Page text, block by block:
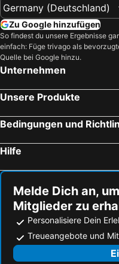
Zu Google hinzufügen
So findest du unsere Ergebnisse
einfach: Füge trivago als
Quelle bei Google hinzu.
Unternehmen
Unsere Produkte
Bedingungen und
Hilfe
Melde Dich an,
Mitglieder zu
Personalisiere Dein
Treueangebote und